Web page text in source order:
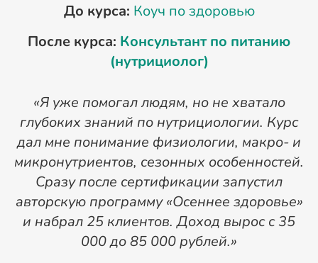
До курса: Коуч по здоровью
После курса: Консультант по питанию
(нутрициолог)
«Я уже помогал людям, но не хватало
глубоких знаний по нутрициологии. Курс
дал мне понимание физиологии, макро- и
микронутриентов, сезонных особенностей.
Сразу после сертификации запустил
авторскую программу «Осеннее здоровье»
и набрал 25 клиентов. Доход вырос с 35
000 до 85 000 рублей.»